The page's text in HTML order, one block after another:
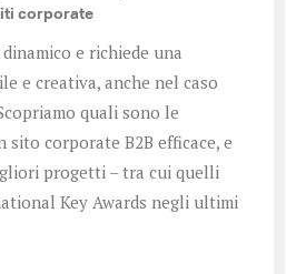
corporate
e richiede una
e creativa, anche nel caso
quali sono le
corporate B2B efficace, e
progetti – tra cui quelli
Key Awards negli ultimi